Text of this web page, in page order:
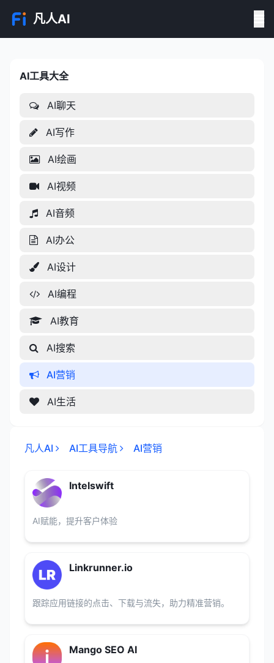
凡人AI
AI工具大全
AI工具大全
AI聊天
AI写作
AI绘画
AI视频
AI音频
AI办公
AI设计
AI编程
AI教育
AI搜索
AI营销
AI生活
凡人AI AI工具导航 AI营销
Intelswift
AI赋能，提升客户体验
Linkrunner.io
跟踪应用链接的点击、下载与流失，助力精准营销。
Mango SEO AI